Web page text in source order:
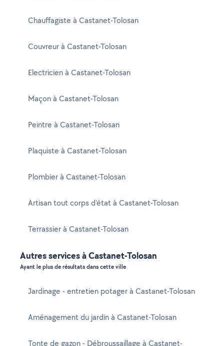
Chauffagiste à Castanet-Tolosan
Couvreur à Castanet-Tolosan
Electricien à Castanet-Tolosan
Maçon à Castanet-Tolosan
Peintre à Castanet-Tolosan
Plaquiste à Castanet-Tolosan
Plombier à Castanet-Tolosan
Artisan tout corps d'état à Castanet-Tolosan
Terrassier à Castanet-Tolosan
Autres services à Castanet-Tolosan
Ayant le plus de résultats dans cette ville
Jardinage - entretien potager à Castanet-Tolosan
Aménagement du jardin à Castanet-Tolosan
Tonte de gazon - Débroussaillage à Castanet-